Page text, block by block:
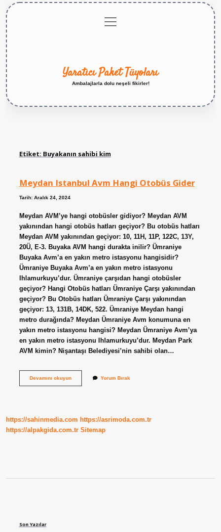
menüyü
aç
Yaratıcı Paket Tüyoları
Ambalajlarla dolu neşeli fikirler!
Etiket: Buyakanın sahibi kim
Meydan Istanbul Avm Hangi Otobüs Gider
Tarih: Aralık 24, 2024
Meydan AVM’ye hangi otobüsler gidiyor? Meydan AVM
yakınından hangi otobüs hatları geçiyor? Bu otobüs hatları
Meydan AVM yakınından geçiyor: 10, 11H, 11P, 122C, 13Y,
20Ü, E-3. Buyaka AVM hangi durakta inilir? Ümraniye
Buyaka Avm’a en yakın metro istasyonu hangisidir?
Ümraniye Buyaka Avm’a en yakın metro istasyonu
Ihlamurkuyu’dur. Ümraniye çarşıdan hangi otobüsler
geçiyor? Hangi Otobüs hatları Ümraniye Çarşı yakınından
geçiyor? Bu Otobüs hatları Ümraniye Çarşı yakınından
geçiyor: 13, 131B, 14DK, 522. Ümraniye Meydan hangi
metro durağında? Meydan Ümraniye Avm konumuna en
yakın metro istasyonu hangisi? Meydan Ümraniye Avm’ya
en yakın metro istasyonu Ihlamurkuyu’dur. Meydan Park
AVM kimin? Nişantaşı Belediyesi’nin sahibi olan…
Devamını okuyunMeydan
Yorum Bırak
https://sahinmedia.com https://asrimoda.com.tr
https://alpakgida.com.tr Sitemap
Son Yazılar